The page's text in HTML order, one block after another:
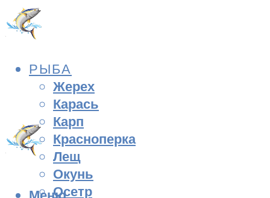
РЫБА
Жерех
Карась
Карп
Красноперка
Лещ
Окунь
Осетр